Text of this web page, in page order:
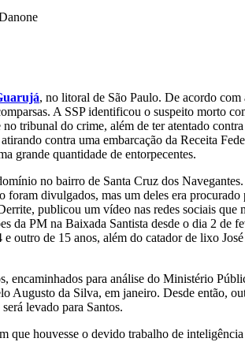
, no litoral de São Paulo. De acordo com
A SSP identificou o suspeito morto
tribunal do crime, além de ter atentado
contra uma embarcação da Receita
grande quantidade de entorpecentes.
no bairro de Santa Cruz dos
divulgados, mas um deles era
publicou um vídeo nas redes sociais
da PM na Baixada Santista desde o dia 2 de
outro de 15 anos, além do catador de lixo
encaminhados para análise do Ministério
da Silva, em janeiro. Desde então,
levado para Santos.
que houvesse o devido trabalho de